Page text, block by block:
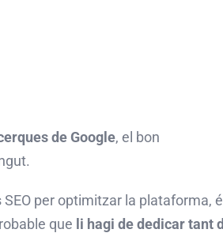
de Google, el bon
SEO per optimitzar la plataforma,
que li hagi de dedicar tant